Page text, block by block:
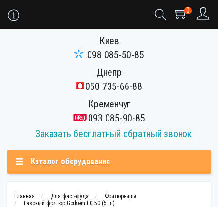
0
Киев
098 085-50-85
Днепр
050 735-66-88
Кременчуг
093 085-90-85
Заказать бесплатный обратный звонок
Каталог оборудования
Главная Для фаст-фуда
Фритюрницы
Газовый фритюр Gorkem FG 50 (5 л.)